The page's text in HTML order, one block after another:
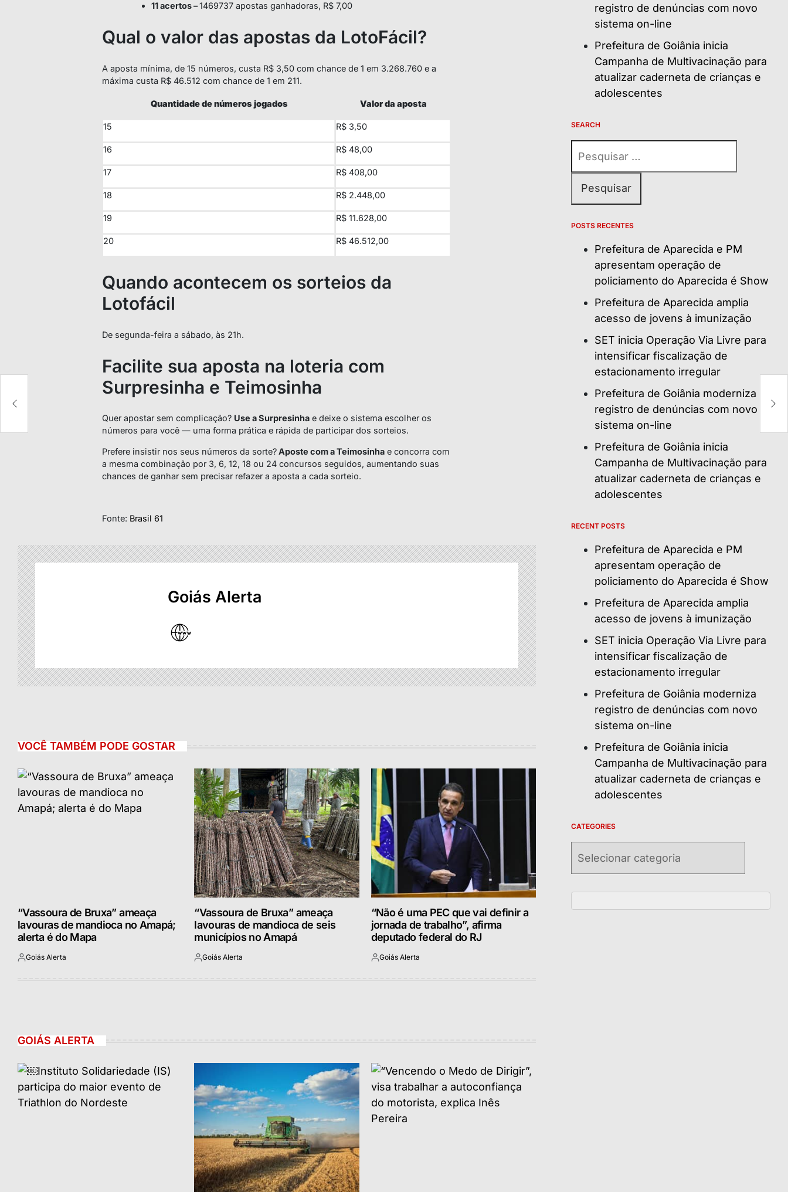
11 acertos –1469737 apostas ganhadoras, R$ 7,00
Qual o valor das apostas da LotoFácil?
A aposta mínima, de 15 números, custa R$ 3,50 com chance de 1 em 3.268.760 e a
máxima custa R$ 46.512 com chance de 1 em 211.
Quantidade de números jogados Valor da aposta
15 R$ 3,50
16 R$ 48,00
17 R$ 408,00
18 R$ 2.448,00
19 R$ 11.628,00
20 R$ 46.512,00
Quando acontecem os sorteios da
Lotofácil
De segunda-feira a sábado, às 21h.
Facilite sua aposta na loteria com
Surpresinha e Teimosinha
Quer apostar sem complicação? Use a Surpresinha e deixe o sistema escolher os
números para você — uma forma prática e rápida de participar dos sorteios.
Prefere insistir nos seus números da sorte?Aposte com a Teimosinha e concorra com
a mesma combinação por 3, 6, 12, 18 ou 24 concursos seguidos, aumentando suas
chances de ganhar sem precisar refazer a aposta a cada sorteio.
Fonte: Brasil 61
Goiás Alerta
VOCÊ TAMBÉM PODE GOSTAR
“Vassoura de Bruxa” ameaça
lavouras de mandioca no Amapá;
alerta é do Mapa
Postado
Goiás Alerta
“Vassoura de Bruxa” ameaça
lavouras de mandioca de seis
municípios no Amapá
Postado
Goiás Alerta
“Não é uma PEC que vai definir a
jornada de trabalho”, afirma
deputado federal do RJ
Postado
Goiás Alerta
GOIÁS ALERTA
registro de denúncias com novo
sistema on-line
Prefeitura de Goiânia inicia
Campanha de Multivacinação para
atualizar caderneta de crianças e
adolescentes
SEARCH
por:
POSTS RECENTES
Prefeitura de Aparecida e PM
apresentam operação de
policiamento do Aparecida é Show
Prefeitura de Aparecida amplia
acesso de jovens à imunização
SET inicia Operação Via Livre para
intensificar fiscalização de
estacionamento irregular
Prefeitura de Goiânia moderniza
registro de denúncias com novo
sistema on-line
Prefeitura de Goiânia inicia
Campanha de Multivacinação para
atualizar caderneta de crianças e
adolescentes
RECENT POSTS
Prefeitura de Aparecida e PM
apresentam operação de
policiamento do Aparecida é Show
Prefeitura de Aparecida amplia
acesso de jovens à imunização
SET inicia Operação Via Livre para
intensificar fiscalização de
estacionamento irregular
Prefeitura de Goiânia moderniza
registro de denúncias com novo
sistema on-line
Prefeitura de Goiânia inicia
Campanha de Multivacinação para
atualizar caderneta de crianças e
adolescentes
CATEGORIES